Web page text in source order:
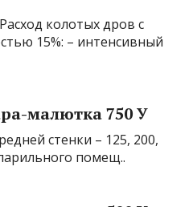
колотых дров с
15%: – интенсивный
малютка 750 У
стенки – 125, 200,
помещ..